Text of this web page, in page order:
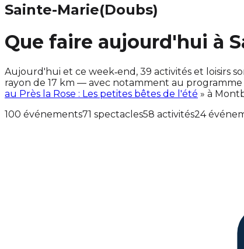
Sainte-Marie(Doubs)
Que faire aujourd'hui à
Aujourd'hui et ce week‑end, 39 activités et loisirs
rayon de 17 km — avec notamment au
au Près la Rose : Les petites bêtes de l'été » à
100 événements71 spectacles58 activités24